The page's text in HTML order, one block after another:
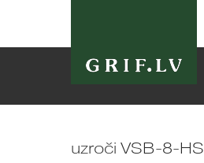
uzroči VSB-8-HS